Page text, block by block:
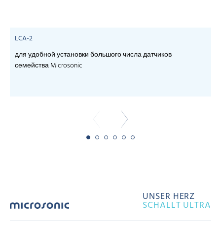
LCA-2
для удобной установки большого числа датчиков
семейства Microsonic
UNSER HERZ
SCHALLT ULTRA